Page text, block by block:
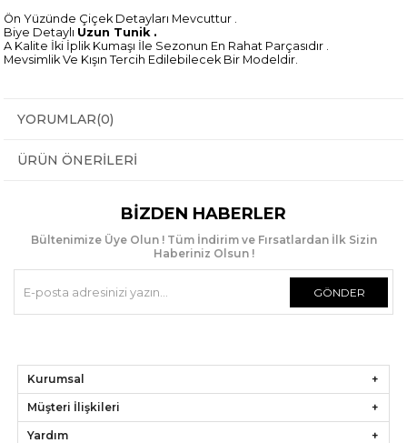
Ön Yüzünde Çiçek Detayları Mevcuttur .
Biye Detaylı Uzun Tunik .
A Kalite İki İplik Kumaşı İle Sezonun En Rahat Parçasıdır .
Mevsimlik Ve Kışın Tercih Edilebilecek Bir Modeldir.
YORUMLAR(0)
ÜRÜN ÖNERILERI
BIZDEN HABERLER
Bültenimize Üye Olun ! Tüm İndirim ve Fırsatlardan İlk Sizin
Haberiniz Olsun !
GÖNDER
Kurumsal
Müşteri İlişkileri
Yardım